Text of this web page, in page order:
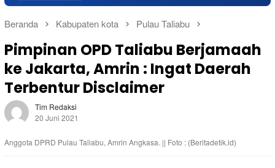
Beranda Kabupaten kota Pulau Taliabu
Pimpinan OPD Taliabu Berjamaah
ke Jakarta, Amrin : Ingat Daerah
Terbentur Disclaimer
Tim Redaksi
20 Juni 2021
Anggota DPRD Pulau Taliabu, Amrin Angkasa. || Foto : (Beritadetik.id)